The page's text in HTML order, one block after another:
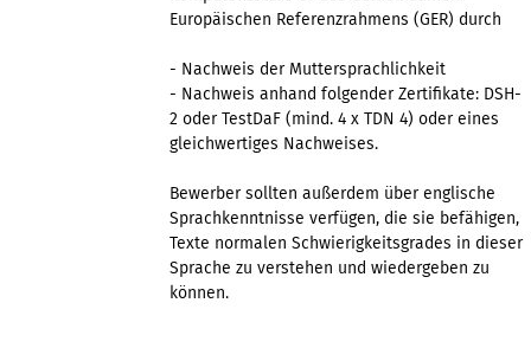
Europäischen Referenzrahmens (GER) durch
- Nachweis der Muttersprachlichkeit
- Nachweis anhand folgender Zertifikate: DSH-
2 oder TestDaF (mind. 4 x TDN 4) oder eines
gleichwertiges Nachweises.
Bewerber sollten außerdem über englische
Sprachkenntnisse verfügen, die sie befähigen,
Texte normalen Schwierigkeitsgrades in dieser
Sprache zu verstehen und wiedergeben zu
können.